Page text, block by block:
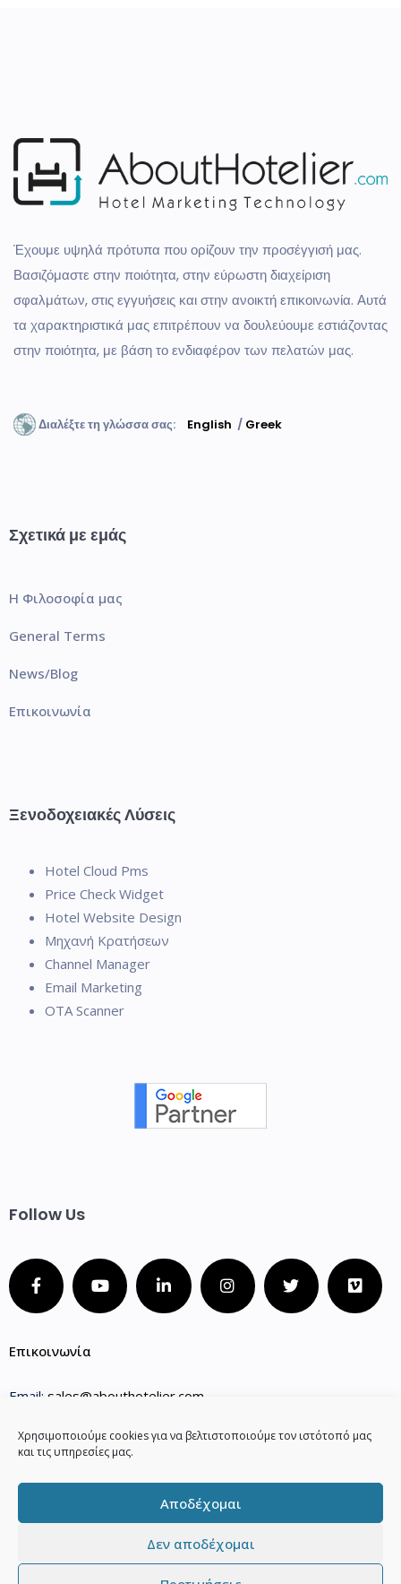
Χρησιμοποιούμε cookies για να βελτιστοποιούμε τον ιστότοπό μας
και τις υπηρεσίες μας.
Αποδέχομαι
Δεν αποδέχομαι
Έχουμε υψηλά πρότυπα που ορίζουν την προσέγγισή μας.
Βασιζόμαστε στην ποιότητα, στην εύρωστη διαχείριση
σφαλμάτων, στις εγγυήσεις και στην ανοικτή επικοινωνία. Αυτά
τα χαρακτηριστικά μας επιτρέπουν να δουλεύουμε εστιάζοντας
στην ποιότητα, με βάση το ενδιαφέρον των πελατών μας.
Διαλέξτε τη γλώσσα σας: English / Greek
Σχετικά με εμάς
Η Φιλοσοφία μας
General Terms
News/Blog
Επικοινωνία
Ξενοδοχειακές Λύσεις
Hotel Cloud Pms
Price Check Widget
Hotel Website Design
Μηχανή Κρατήσεων
Channel Manager
Email Marketing
OTA Scanner
Follow Us
Επικοινωνία
Email: sales@abouthotelier.com
(+30) 210 2202141
Phone 2:(+30) 210 3000920
Phone 3:(+30) 27510.25632